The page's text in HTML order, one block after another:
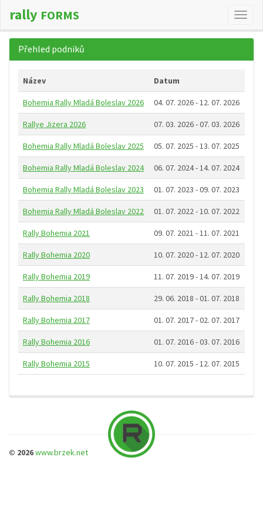
Změna
rally FORMS
Přehled podniků
Název Datum
Bohemia Rally Mladá Boleslav 2026 04. 07. 2026 - 12. 07. 2026
Rallye Jizera 2026 07. 03. 2026 - 07. 03. 2026
Bohemia Rally Mladá Boleslav 2025 05. 07. 2025 - 13. 07. 2025
Bohemia Rally Mladá Boleslav 2024 06. 07. 2024 - 14. 07. 2024
Bohemia Rally Mladá Boleslav 2023 01. 07. 2023 - 09. 07. 2023
Bohemia Rally Mladá Boleslav 2022 01. 07. 2022 - 10. 07. 2022
Rally Bohemia 2021 09. 07. 2021 - 11. 07. 2021
Rally Bohemia 2020 10. 07. 2020 - 12. 07. 2020
Rally Bohemia 2019 11. 07. 2019 - 14. 07. 2019
Rally Bohemia 2018 29. 06. 2018 - 01. 07. 2018
Rally Bohemia 2017 01. 07. 2017 - 02. 07. 2017
Rally Bohemia 2016 01. 07. 2016 - 03. 07. 2016
Rally Bohemia 2015 10. 07. 2015 - 12. 07. 2015
© 2026www.brzek.net